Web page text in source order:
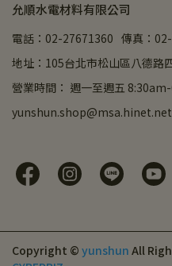
允順水電材料有限公司
電話：02-27671360 傳真：
地址：105台北市松山區八德路
營業時間： 週一至週五
yunshun.shop@msa.hinet.net
Copyright © yunshun All